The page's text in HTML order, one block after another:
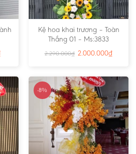
Kệ hoa khai trương – Toàn
Thắng 01 – Ms:3833
2.290.000₫ 2.000.000₫
-8%